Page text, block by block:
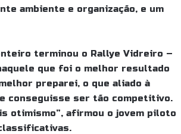
ambiente e organização, e um
terminou o Rallye Vidreiro –
que foi o melhor resultado
preparei, o que aliado à
conseguisse ser tão competitivo.
otimismo”, afirmou o jovem piloto